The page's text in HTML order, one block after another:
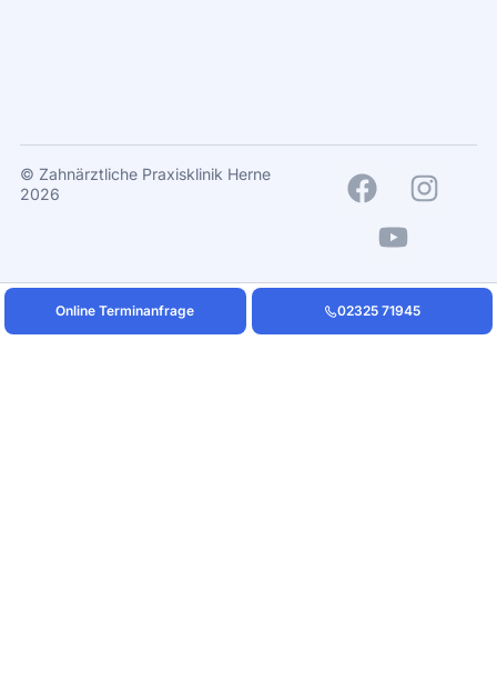
© Zahnärztliche Praxisklinik Herne
2026
Online Terminanfrage 02325 71945